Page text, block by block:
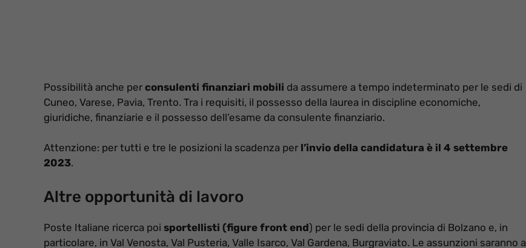
Possibilità anche per consulenti finanziari mobili da assumere a tempo indeterminato per le sedi di
Cuneo, Varese, Pavia, Trento. Tra i requisiti, il possesso della laurea in discipline economiche,
giuridiche, finanziarie e il possesso dell’esame da consulente finanziario.
Attenzione: per tutti e tre le posizioni la scadenza per l’invio della candidatura è il 4 settembre
2023.
Altre opportunità di lavoro
Poste Italiane ricerca poi sportellisti (figure front end) per le sedi della provincia di Bolzano e, in
particolare, in Val Venosta, Val Pusteria, Valle Isarco, Val Gardena, Burgraviato. Le assunzioni saranno a